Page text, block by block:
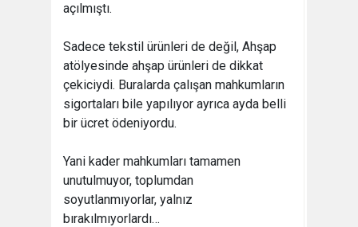
açılmıştı.
Sadece tekstil ürünleri de değil, Ahşap
atölyesinde ahşap ürünleri de dikkat
çekiciydi. Buralarda çalışan mahkumların
sigortaları bile yapılıyor ayrıca ayda belli
bir ücret ödeniyordu.
Yani kader mahkumları tamamen
unutulmuyor, toplumdan
soyutlanmıyorlar, yalnız
bırakılmıyorlardı…